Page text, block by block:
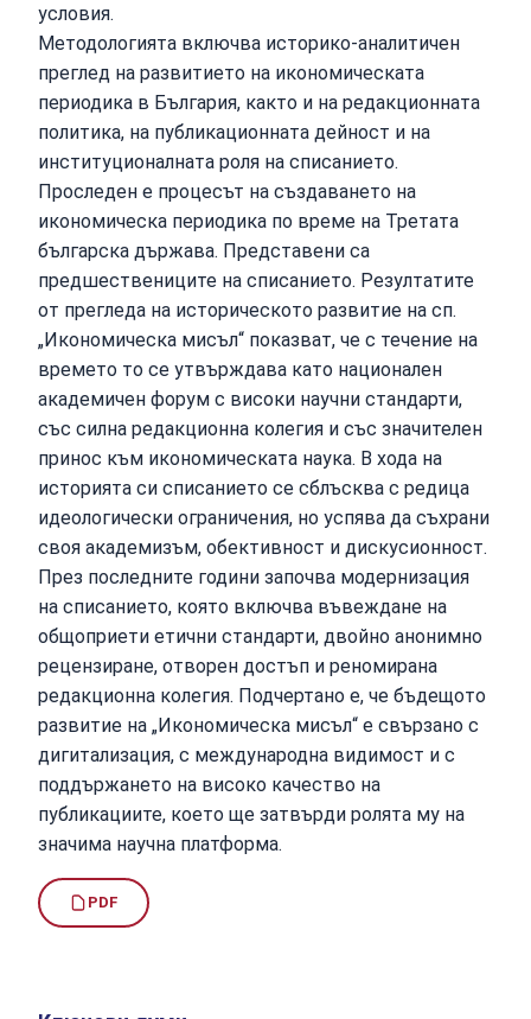
условия.
Методологията включва историко-аналитичен
преглед на развитието на икономическата
периодика в България, както и на редакционната
политика, на публикационната дейност и на
институционалната роля на списанието.
Проследен е процесът на създаването на
икономическа периодика по време на Третата
българска държава. Представени са
предшествениците на списанието. Резултатите
от прегледа на историческото развитие на сп.
„Икономическа мисъл“ показват, че с течение на
времето то се утвърждава като национален
академичен форум с високи научни стандарти,
със силна редакционна колегия и със значителен
принос към икономическата наука. В хода на
историята си списанието се сблъсква с редица
идеологически ограничения, но успява да съхрани
своя академизъм, обективност и дискусионност.
През последните години започва модернизация
на списанието, която включва въвеждане на
общоприети етични стандарти, двойно анонимно
рецензиране, отворен достъп и реномирана
редакционна колегия. Подчертано е, че бъдещото
развитие на „Икономическа мисъл“ е свързано с
дигитализация, с международна видимост и с
поддържането на високо качество на
публикациите, което ще затвърди ролята му на
значима научна платформа.
PDF